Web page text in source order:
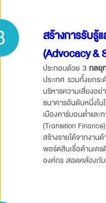
สร้างการรับรู้
(Advocacy &
ประกอบด้วย3 กลยุ
ประเทศ รวมทั้งยกร
บริหารความเสี่ยงอ
ธนาคารอันดับหนึ่งใ
เมืองคาร์บอนต่ำแ
(Transition
สร้างรายได้จากงา
พอร์ตสินเชื่อด้านเค
องค์กร สอดคล้องกั